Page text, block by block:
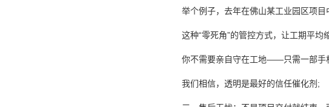
举个例子，去年在佛山某工业园区项
这种“零死角”的管控方式，让工期平
你不需要亲自守在工地——只需一部手
我们相信，透明是最好的信任催化剂;